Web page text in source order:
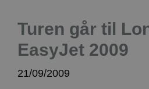
Turen går til
EasyJet 2009
21/09/2009